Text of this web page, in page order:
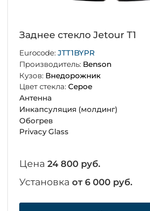
Заднее стекло Jetour T1
Eurocode: JTT1BYPR
Производитель: Benson
Кузов: Внедорожник
Цвет стекла: Серое
Антенна
Инкапсуляция (молдинг)
Обогрев
Privacy Glass
Цена 24 800 руб.
Установка от 6 000 руб.